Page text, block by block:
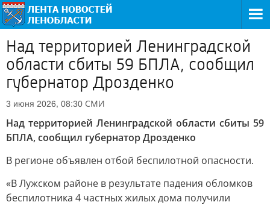
Над территорией Ленинградской
области сбиты 59 БПЛА, сообщил
губернатор Дрозденко
3 июня 2026, 08:30 СМИ
Над территорией Ленинградской области сбиты 59
БПЛА, сообщил губернатор Дрозденко
В регионе объявлен отбой беспилотной опасности.
«В Лужском районе в результате падения обломков
беспилотника 4 частных жилых дома получили